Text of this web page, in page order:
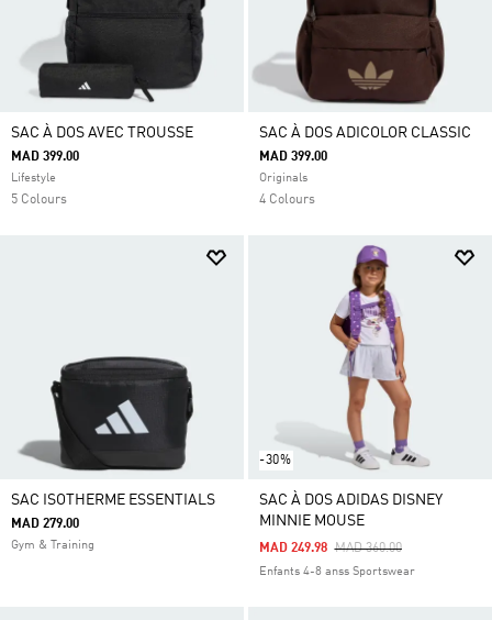
SAC À DOS AVEC TROUSSE
MAD 399.00
Lifestyle
5 Colours
SAC À DOS ADICOLOR CLASSIC
MAD 399.00
Originals
4 Colours
SAC ISOTHERME ESSENTIALS
MAD 279.00
Gym & Training
-30%
SAC À DOS ADIDAS DISNEY
MINNIE MOUSE
Price Reduced From
MAD 360.00To
MAD 249.98
Enfants 4-8 anss Sportswear